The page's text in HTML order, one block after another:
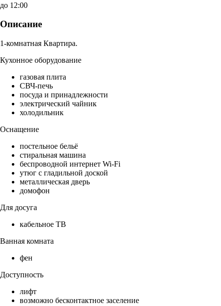
до 12:00
Описание
1-комнатная Квартира.
Кухонное оборудование
газовая плита
СВЧ-печь
посуда и принадлежности
электрический чайник
холодильник
Оснащение
постельное бельё
стиральная машина
беспроводной интернет Wi-Fi
утюг с гладильной доской
металлическая дверь
домофон
Для досуга
кабельное ТВ
Ванная комната
фен
Доступность
лифт
возможно бесконтактное заселение